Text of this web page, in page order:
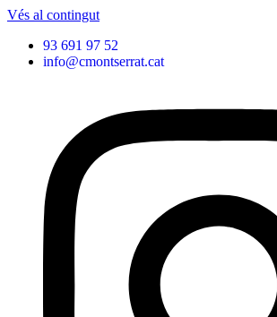
Vés al contingut
93 691 97 52
info@cmontserrat.cat